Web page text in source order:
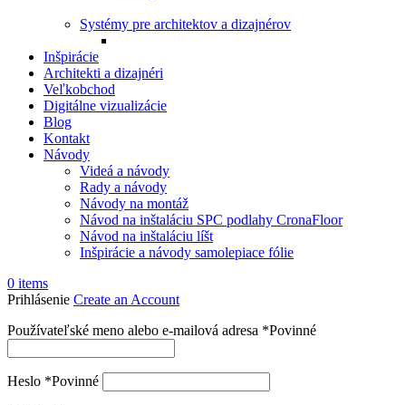
Systémy pre architektov a dizajnérov
Inšpirácie
Architekti a dizajnéri
Veľkobchod
Digitálne vizualizácie
Blog
Kontakt
Návody
Videá a návody
Rady a návody
Návody na montáž
Návod na inštaláciu SPC podlahy CronaFloor
Návod na inštaláciu líšt
Inšpirácie a návody samolepiace fólie
0 items
Prihlásenie Create an Account
Používateľské meno alebo e-mailová adresa *Povinné
Heslo *Povinné